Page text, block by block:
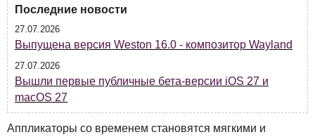
Последние новости
27.07.2026
Выпущена версия Weston 16.0 - композитор Wayland
27.07.2026
Вышли первые публичные бета-версии iOS 27 и
macOS 27
Аппликаторы со временем становятся мягкими и